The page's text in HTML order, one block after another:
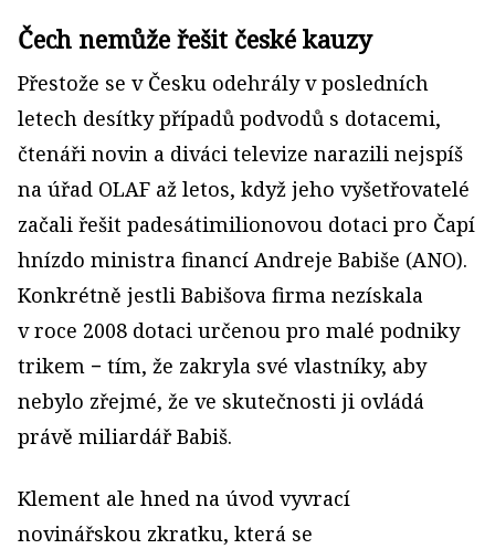
Čech nemůže řešit české kauzy
Přestože se v Česku odehrály v posledních
letech desítky případů podvodů s dotacemi,
čtenáři novin a diváci televize narazili nejspíš
na úřad OLAF až letos, když jeho vyšetřovatelé
začali řešit padesátimilionovou dotaci pro Čapí
hnízdo ministra financí Andreje Babiše (ANO).
Konkrétně jestli Babišova firma nezískala
v roce 2008 dotaci určenou pro malé podniky
trikem − tím, že zakryla své vlastníky, aby
nebylo zřejmé, že ve skutečnosti ji ovládá
právě miliardář Babiš.
Klement ale hned na úvod vyvrací
novinářskou zkratku, která se